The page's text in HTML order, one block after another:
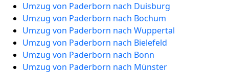
Umzug von Paderborn nach Duisburg
Umzug von Paderborn nach Bochum
Umzug von Paderborn nach Wuppertal
Umzug von Paderborn nach Bielefeld
Umzug von Paderborn nach Bonn
Umzug von Paderborn nach Münster